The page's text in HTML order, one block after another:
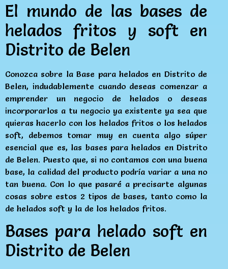
El mundo de las bases de
helados fritos y soft en
Distrito de Belen
Conozca sobre la Base para helados en Distrito de
Belen, indudablemente cuando deseas comenzar a
emprender un negocio de helados o deseas
incorporarlos a tu negocio ya existente ya sea que
quieras hacerlo con los helados fritos o los helados
soft, debemos tomar muy en cuenta algo súper
esencial que es, las bases para helados en Distrito
de Belen. Puesto que, si no contamos con una buena
base, la calidad del producto podría variar a una no
tan buena. Con lo que pasaré a precisarte algunas
cosas sobre estos 2 tipos de bases, tanto como la
de helados soft y la de los helados fritos.
Bases para helado soft en
Distrito de Belen